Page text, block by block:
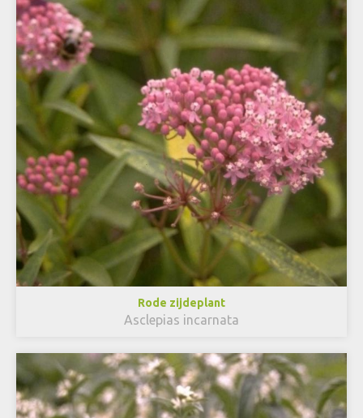
Rode zijdeplant
Asclepias incarnata